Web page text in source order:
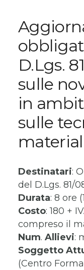
D.Lgs.
sulle
in
sulle
Destinatari:
del D.Lgs. 81/
Durata: 8 ore
Costo: 180 +
compreso il
Num. Allievi:
Soggetto
(Centro